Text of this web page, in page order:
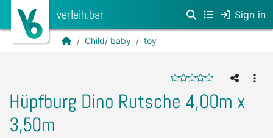
verleih.bar Sign in
Child/ baby toy
Hüpfburg Dino Rutsche 4,00m x
3,50m